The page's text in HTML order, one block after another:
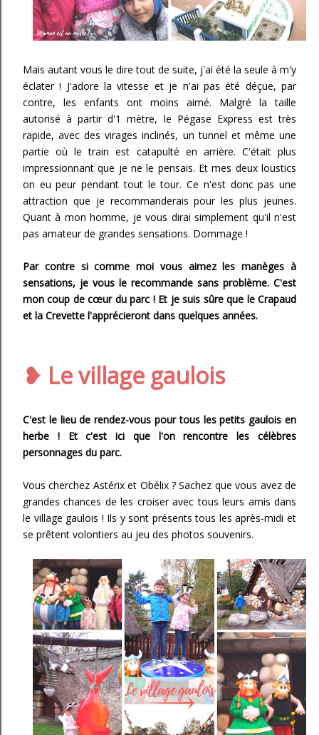
Mais autant vous le dire tout de suite, j'ai été la seule à m'y
éclater ! J'adore la vitesse et je n'ai pas été déçue, par
contre, les enfants ont moins aimé. Malgré la taille
autorisé à partir d'1 mètre, le Pégase Express est très
rapide, avec des virages inclinés, un tunnel et même une
partie où le train est catapulté en arrière. C'était plus
impressionnant que je ne le pensais. Et mes deux loustics
on eu peur pendant tout le tour. Ce n'est donc pas une
attraction que je recommanderais pour les plus jeunes.
Quant à mon homme, je vous dirai simplement qu'il n'est
pas amateur de grandes sensations. Dommage !
Par contre si comme moi vous aimez les manèges à
sensations, je vous le recommande sans problème. C'est
mon coup de cœur du parc ! Et je suis sûre que le Crapaud
et la Crevette l'apprécieront dans quelques années.
❥ Le village gaulois
C'est le lieu de rendez-vous pour tous les petits gaulois en
herbe ! Et c'est ici que l'on rencontre les célèbres
personnages du parc.
Vous cherchez Astérix et Obélix ? Sachez que vous avez de
grandes chances de les croiser avec tous leurs amis dans
le village gaulois ! Ils y sont présents tous les après-midi et
se prêtent volontiers au jeu des photos souvenirs.